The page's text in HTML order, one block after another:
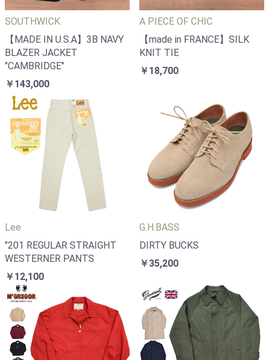
SOUTHWICK
【MADE IN U.S.A】3B NAVY
BLAZER JACKET
"CAMBRIDGE"
￥143,000
A PIECE OF CHIC
【made in FRANCE】SILK
KNIT TIE
￥18,700
Lee
"201 REGULAR STRAIGHT
WESTERNER PANTS
￥12,100
G.H.BASS
DIRTY BUCKS
￥35,200